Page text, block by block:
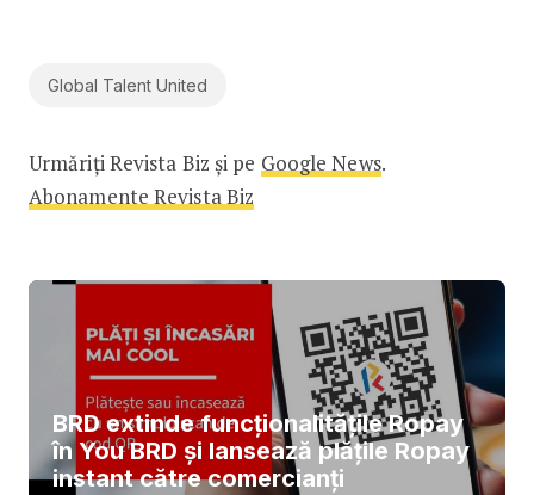
Global Talent United
Urmăriți Revista Biz și pe Google News.
Abonamente Revista Biz
BRD extinde funcționalitățile Ropay
în You BRD și lansează plățile Ropay
instant către comercianți